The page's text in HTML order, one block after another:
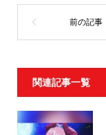
関連記事一覧